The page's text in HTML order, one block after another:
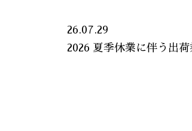
26.07.29
2026 夏季休業に伴う出